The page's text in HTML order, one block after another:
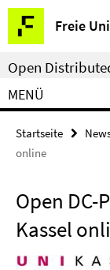
Springe
direkt
zu
Inhalt
Freie
Service-
Navigation
Open
MENÜ
Startseite
online
Open
Kassel